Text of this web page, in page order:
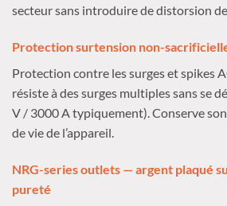
secteur sans introduire de distorsion
Protection surtension non-
Protection contre les surges et spikes
résiste à des surges multiples sans se
V / 3000 A typiquement). Conserve
de vie de l’appareil.
NRG-series outlets — argent plaqué
pureté